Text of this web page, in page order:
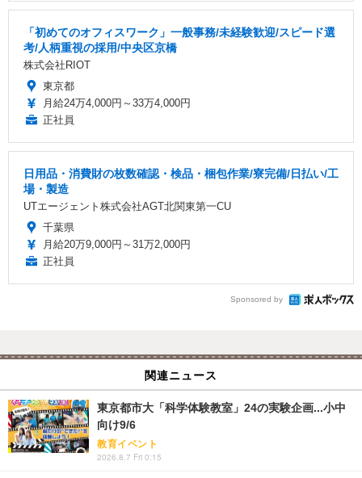
「初めてのオフィスワーク」一般事務/未経験歓迎/スピード選
考/人柄重視の採用/中央区京橋
株式会社RIOT
東京都
月給24万4,000円～33万4,000円
正社員
日用品・消費財の枚数確認・検品・梱包作業/寮完備/日払い/工
場・製造
UTエージェント株式会社AGT北関東第一CU
千葉県
月給20万9,000円～31万2,000円
正社員
Sponsored by
関連ニュース
東京都市大「科学体験教室」24の実験企画...小中
向け9/6
教育イベント
2026.8.7 Fri 0:15